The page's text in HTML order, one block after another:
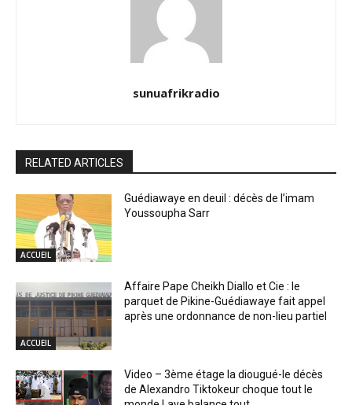
sunuafrikradio
RELATED ARTICLES
ACCUEIL
Guédiawaye en deuil : décès de l’imam
Youssoupha Sarr
ACCUEIL
Affaire Pape Cheikh Diallo et Cie : le
parquet de Pikine-Guédiawaye fait appel
après une ordonnance de non-lieu partiel
Video – 3ème étage la diougué-le décès
de Alexandro Tiktokeur choque tout le